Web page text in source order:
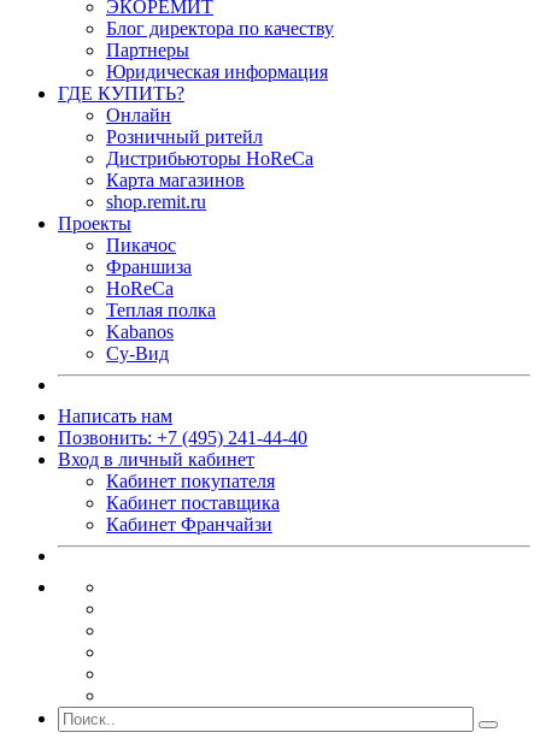
ЭКОРЕМИТ
Блог директора по качеству
Партнеры
Юридическая информация
ГДЕ КУПИТЬ?
Онлайн
Розничный ритейл
Дистрибьюторы HoReCa
Карта магазинов
shop.remit.ru
Проекты
Пикачос
Франшиза
HoReCa
Теплая полка
Kabanos
Су-Вид
Написать нам
Позвонить: +7 (495) 241-44-40
Вход в личный кабинет
Кабинет покупателя
Кабинет поставщика
Кабинет Франчайзи